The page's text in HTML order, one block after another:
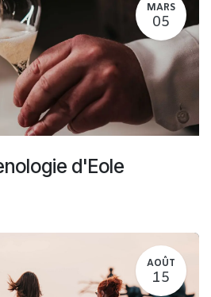
MARS
05
d'Eole
AOÛT
15